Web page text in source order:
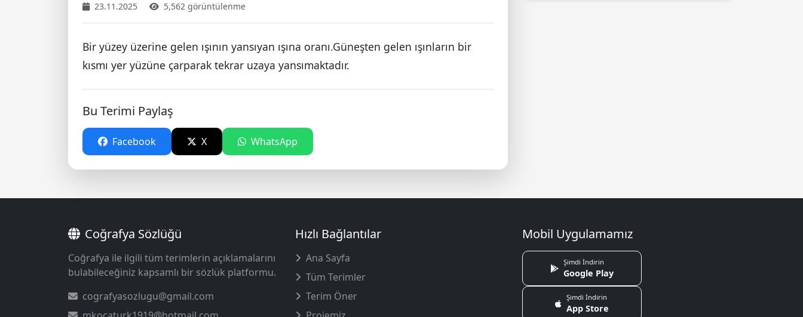
23.11.2025 5,562 görüntülenme
Bir yüzey üzerine gelen ışının yansıyan ışına oranı.Güneşten gelen ışınların bir
kısmı yer yüzüne çarparak tekrar uzaya yansımaktadır.
Bu Terimi Paylaş
Facebook X WhatsApp
Coğrafya Sözlüğü
Coğrafya ile ilgili tüm terimlerin açıklamalarını
bulabileceğiniz kapsamlı bir sözlük platformu.
cografyasozlugu@gmail.com
Hızlı Bağlantılar
Ana Sayfa
Tüm Terimler
Terim Öner
Mobil Uygulamamız
Şimdi İndirin
Google Play
Şimdi İndirin
App Store